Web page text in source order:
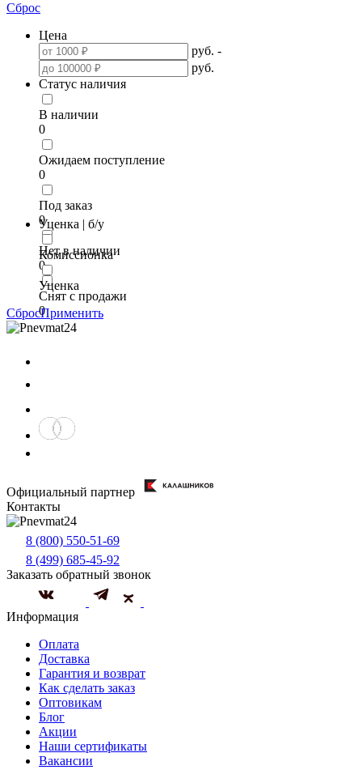
Сброс
Цена
руб. -
руб.
Статус наличия
В наличии
0
Ожидаем поступление
0
Под заказ
0
Нет в наличии
0
Снят с продажи
0
Уценка | б/у
Комиссионка
Уценка
СбросПрименить
Официальный партнер
Контакты
8 (800) 550-51-69
8 (499) 685-45-92
Заказать обратный звонок
Информация
Оплата
Доставка
Гарантия и возврат
Как сделать заказ
Оптовикам
Блог
Акции
Наши сертификаты
Вакансии